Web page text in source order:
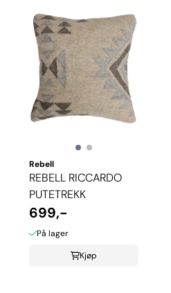
Rebell
REBELL RICCARDO
PUTETREKK
699,-
På lager
Kjøp